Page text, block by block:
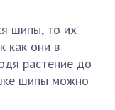
шипы, то их
как они в
растение до
шипы можно